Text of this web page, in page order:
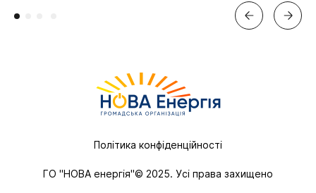
ГО "НОВА енергія"© 2025. Усі права захищено
Політика конфіденційності